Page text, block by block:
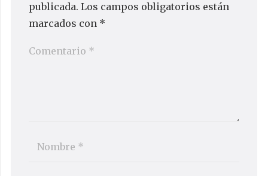
publicada. Los campos obligatorios están
marcados con *